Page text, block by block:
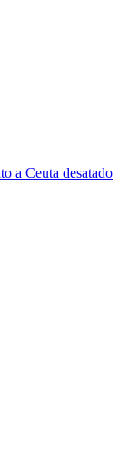
a Ceuta desatado